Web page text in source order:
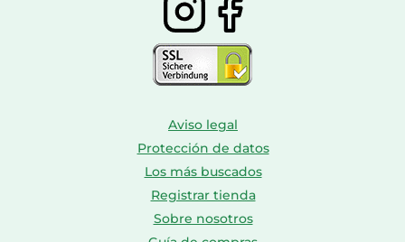
Aviso legal
Protección de datos
Los más buscados
Registrar tienda
Sobre nosotros